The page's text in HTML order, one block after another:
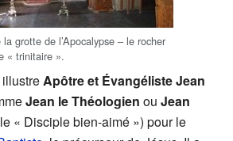
la grotte de l’Apocalypse – le rocher
« trinitaire ».
Apôtre et Évangéliste Jean
Jean le Théologien ou Jean
« Disciple bien-aimé ») pour le